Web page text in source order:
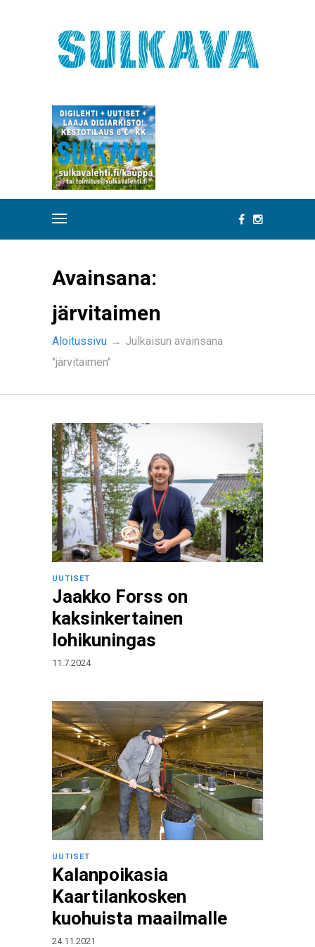
Avainsana:
järvitaimen
Aloitussivu → Julkaisun avainsana
"järvitaimen"
UUTISET
Jaakko Forss on
kaksinkertainen
lohikuningas
11.7.2024
UUTISET
Kalanpoikasia
Kaartilankosken
kuohuista maailmalle
24.11.2021